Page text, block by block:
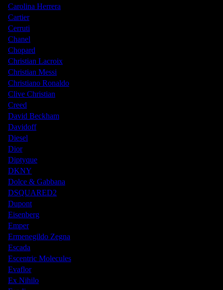
Carolina Herrera
Cartier
Cerruti
Chanel
Chopard
Christian Lacroix
Christian Messi
Christiano Ronaldo
Clive Christian
Creed
David Beckham
Davidoff
Diesel
Dior
Diptyque
DKNY
Dolce & Gabbana
DSQUARED2
Dupont
Eisenberg
Emper
Ermenegildo Zegna
Escada
Escentric Molecules
Evaflor
Ex Nihilo